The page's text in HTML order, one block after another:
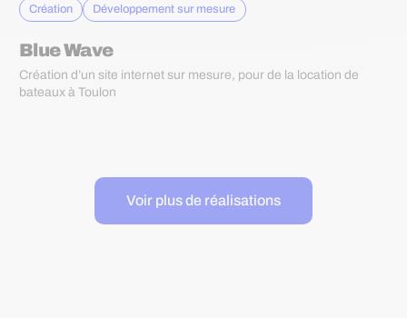
Création Développement sur mesure
Blue Wave
Création d’un site internet sur mesure, pour de la location de
bateaux à Toulon
Voir plus de réalisations